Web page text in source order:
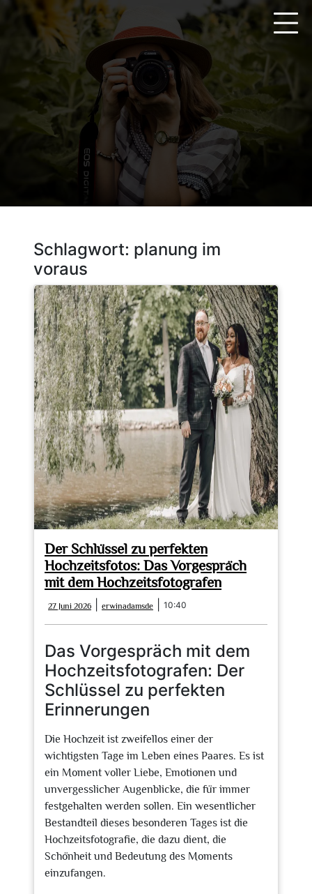
springen
Schlagwort: planung im
voraus
Der Schlüssel zu perfekten
Hochzeitsfotos: Das Vorgespräch
mit dem Hochzeitsfotografen
27 Juni 2026
Juni
2026
erwinadamsde erwinadamsde
10:40
Das Vorgespräch mit dem
Hochzeitsfotografen: Der
Schlüssel zu perfekten
Erinnerungen
Die Hochzeit ist zweifellos einer der
wichtigsten Tage im Leben eines Paares. Es ist
ein Moment voller Liebe, Emotionen und
unvergesslicher Augenblicke, die für immer
festgehalten werden sollen. Ein wesentlicher
Bestandteil dieses besonderen Tages ist die
Hochzeitsfotografie, die dazu dient, die
Schönheit und Bedeutung des Moments
einzufangen.